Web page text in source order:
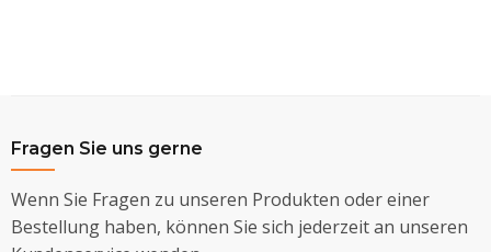
Fragen Sie uns gerne
Wenn Sie Fragen zu unseren Produkten oder einer
Bestellung haben, können Sie sich jederzeit an unseren